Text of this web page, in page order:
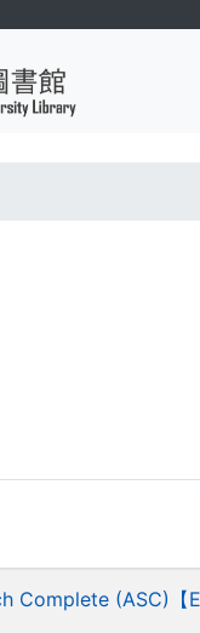
Complete (ASC)【